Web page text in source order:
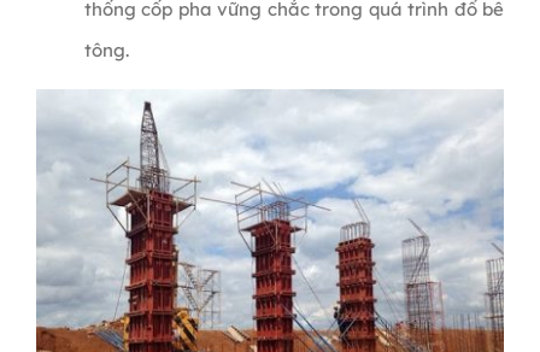
thống cốp pha vững chắc trong quá trình đổ bê
tông.